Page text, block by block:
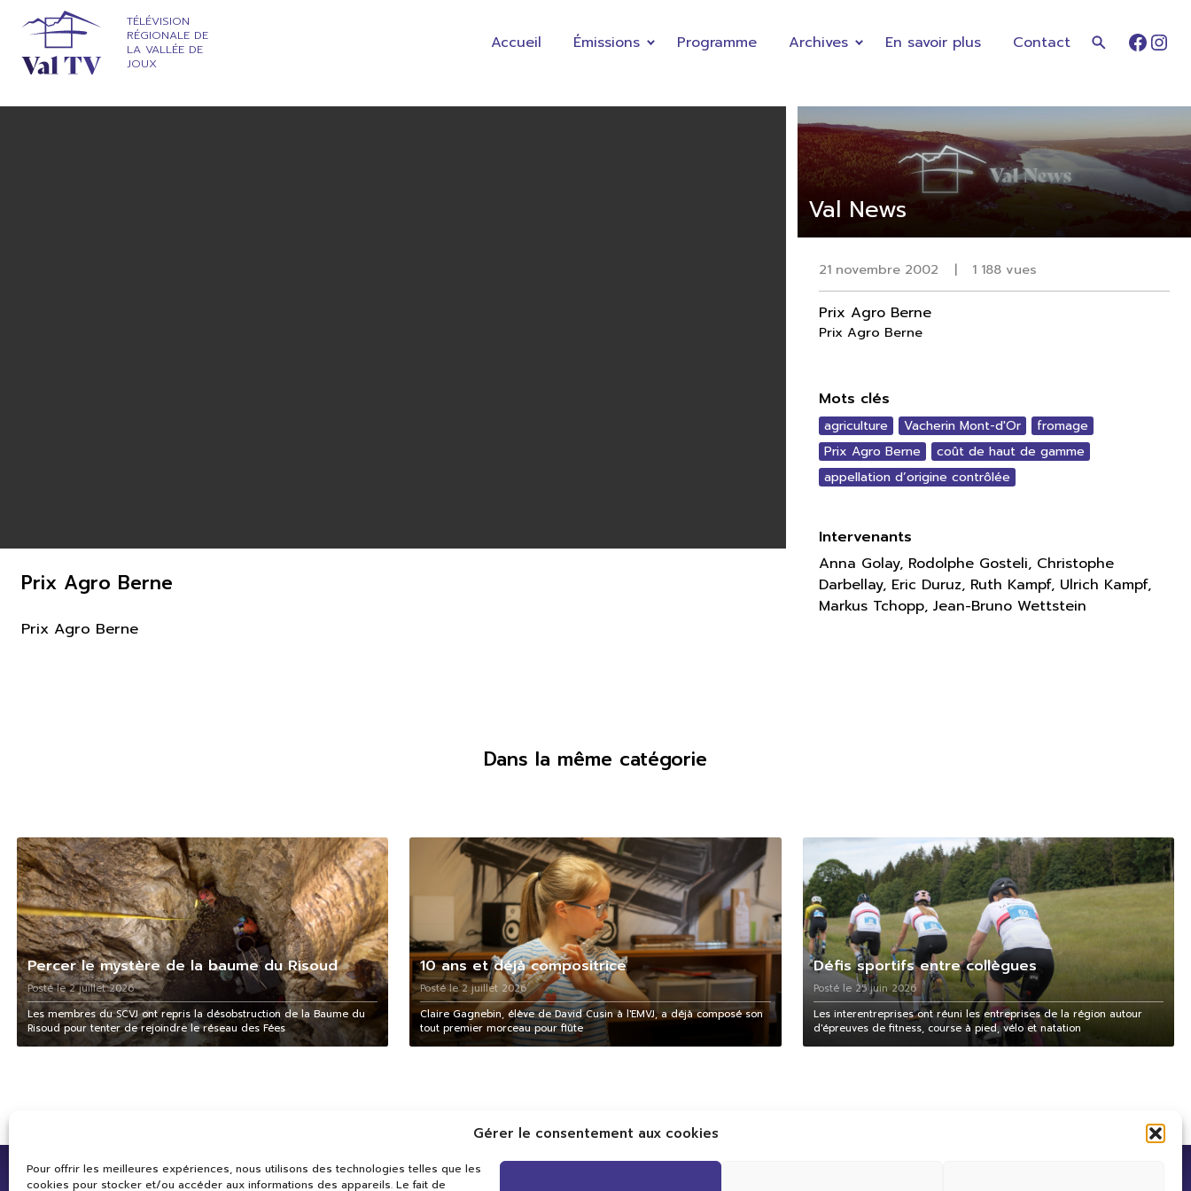
Gérer le consentement aux cookies
Pour offrir les meilleures expériences, nous utilisons des technologies telles que les
cookies pour stocker et/ou accéder aux informations des appareils. Le fait de
TÉLÉVISION
RÉGIONALE DE
LA VALLÉE DE
JOUX
Accueil Émissions Programme Archives En savoir plus Contact
Val News
21 novembre 2002 | 1 188 vues
Prix Agro Berne
Prix Agro Berne
Mots clés
agriculture Vacherin Mont-d'Or
fromage
Prix Agro Berne
coût de haut de gamme
appellation d’origine contrôlée
Intervenants
Anna Golay, Rodolphe Gosteli, Christophe
Darbellay, Eric Duruz, Ruth Kampf, Ulrich Kampf,
Markus Tchopp, Jean-Bruno Wettstein
Prix Agro Berne
Prix Agro Berne
Dans la même catégorie
Percer le mystère de la baume du Risoud
Posté le 2 juillet 2026
Les membres du SCVJ ont repris la désobstruction de la Baume du
Risoud pour tenter de rejoindre le réseau des Fées
10 ans et déjà compositrice
Posté le 2 juillet 2026
Claire Gagnebin, élève de David Cusin à l'EMVJ, a déjà composé son
tout premier morceau pour flûte
Défis sportifs entre collègues
Posté le 25 juin 2026
Les interentreprises ont réuni les entreprises de la région autour
d'épreuves de fitness, course à pied, vélo et natation